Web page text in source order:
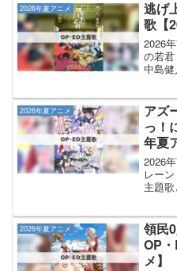
2026年夏アニメ
逃げ
歌【
2026
の若君
中島
担当
が担
事」
2026年夏アニメ
アズ
っ！
年夏
2026
レー
主題
橋本
歌の
ゃいす
橋本...
2026年夏アニメ
領民
OP
メ】